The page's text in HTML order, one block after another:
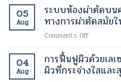
สุขภาพ
ดี
และ
ขึ้น
เฉพาะ
จุด
และ
เร่ง
การ
เผา
สแกน
fMRI
เพื่อ
ช่วย
ผู้
ป่วย
05
Aug
ระบบห้องผ่าตัดบน
ทางการผ่าตัดสมัย
Comments Offon
ห้อง
ผ่าตัด
บน
04
Aug
การฟื้นฟูผิวด้วยเลเ
ผิวที่กระจ่างใสแล